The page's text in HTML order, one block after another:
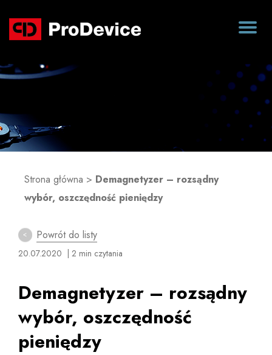
Strona główna > Demagnetyzer – rozsądny
wybór, oszczędność pieniędzy
Powrót do listy
20.07.2020 | 2 min czytania
Demagnetyzer – rozsądny
wybór, oszczędność
pieniędzy